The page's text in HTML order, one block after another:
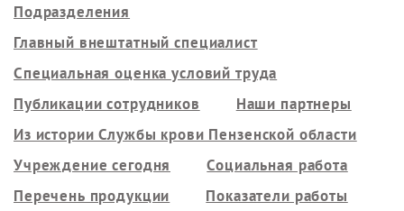
Подразделения
Главный внештатный специалист
Специальная оценка условий труда
Публикации сотрудников
Наши партнеры
Из истории Службы крови Пензенской области
Учреждение сегодня
Социальная работа
Перечень продукции
Показатели работы